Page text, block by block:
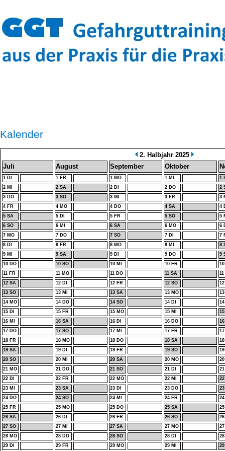
Kalender
2. Halbjahr 2025
Juli
August September Oktober
1 DI 1 FR 1 MO 1 MI
1
2 MI
2 SA 2 DI 2 DO
2
3 DO
3 SO 3 MI 3 FR
3
4 FR
4 MO 4 DO 4 SA
4
5 SA
5 DI 5 FR 5 SO
5
6 SO
6 MI 6 SA 6 MO
6
7 MO
7 DO 7 SO 7 DI
7
8 DI
8 FR 8 MO 8 MI
8
9 MI
9 SA 9 DI 9 DO
9
10 DO
10 SO 10 MI 10 FR
11 FR
11 MO 11 DO 11 SA
12 SA
12 DI 12 FR 12 SO
13 SO
13 MI 13 SA 13 MO
14 MO
14 DO 14 SO 14 DI
15 DI
15 FR 15 MO 15 MI
16 MI
16 SA 16 DI 16 DO
17 DO
17 SO 17 MI 17 FR
18 FR
18 MO 18 DO 18 SA
19 SA
19 DI 19 FR 19 SO
20 SO
20 MI 20 SA 20 MO
21 MO
21 DO 21 SO 21 DI
22 DI
22 FR 22 MO 22 MI
23 MI
23 SA 23 DI 23 DO
24 DO
24 SO 24 MI 24 FR
25 FR
25 MO 25 DO 25 SA
26 SA
26 DI 26 FR 26 SO
27 SO
27 MI 27 SA 27 MO
28 MO
28 DO 28 SO 28 DI
29 DI
29 FR 29 MO 29 MI